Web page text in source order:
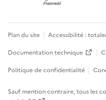
Plan du site Accessibilité :
Documentation technique
Politique de confidentialité
Sauf mention contraire, tous les